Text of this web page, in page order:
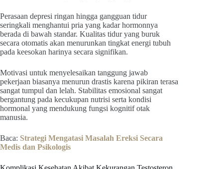
Perasaan depresi ringan hingga gangguan tidur
seringkali menghantui pria yang kadar hormonnya
berada di bawah standar. Kualitas tidur yang buruk
secara otomatis akan menurunkan tingkat energi tubuh
pada keesokan harinya secara signifikan.
Motivasi untuk menyelesaikan tanggung jawab
pekerjaan biasanya menurun drastis karena pikiran terasa
sangat tumpul dan lelah. Stabilitas emosional sangat
bergantung pada kecukupan nutrisi serta kondisi
hormonal yang mendukung fungsi kognitif otak
manusia.
Baca: Strategi Mengatasi Masalah Ereksi Secara
Medis dan Psikologis